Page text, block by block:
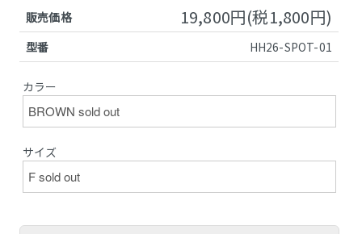
販売価格 19,800円(税1,800円)
型番 HH26-SPOT-01
カラー
サイズ